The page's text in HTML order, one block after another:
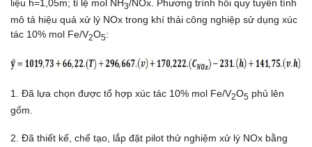
liệu h=1,05m; tỉ lệ mol NH3/NOx. Phương trình hồi quy tuyến tính
mô tả hiệu quả xử lý NOx trong khí thải công nghiệp sử dụng xúc
tác 10% mol Fe/V2O5:
1. Đã lựa chọn được tổ hợp xúc tác 10% mol Fe/V2O5 phủ lên
gốm.
2. Đã thiết kế, chế tạo, lắp đặt pilot thử nghiệm xử lý NOx bằng